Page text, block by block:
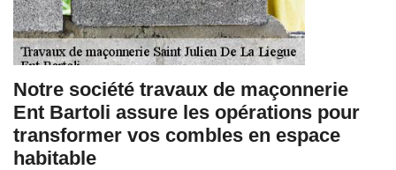
Notre société travaux de maçonnerie
Ent Bartoli assure les opérations pour
transformer vos combles en espace
habitable